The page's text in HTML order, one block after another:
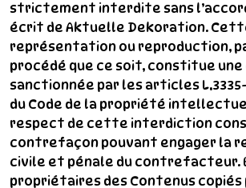
strictement interdite sans
écrit de Aktuelle Dekoration.
représentation ou reproduction,
procédé que ce soit, constitue
sanctionnée par les articles
du Code de la propriété
respect de cette interdiction
contrefaçon pouvant engager la
civile et pénale du contrefacteur.
propriétaires des Contenus